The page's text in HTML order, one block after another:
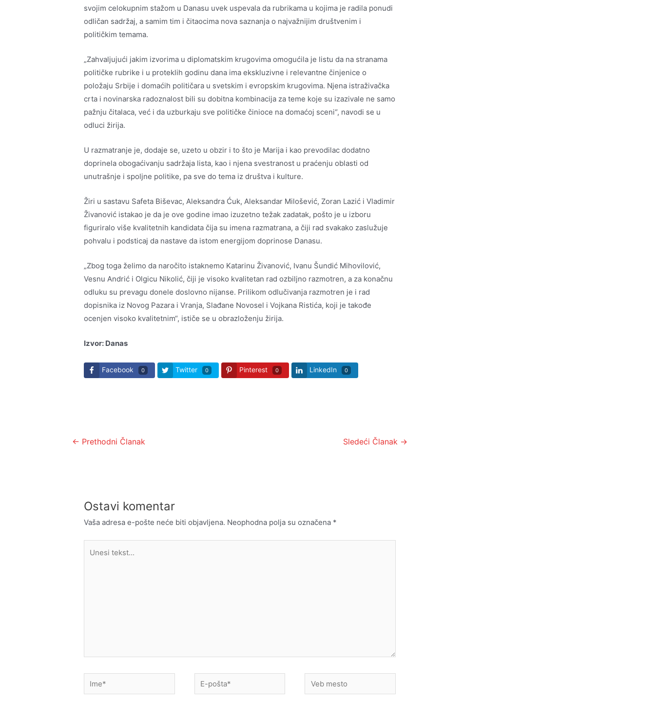
svojim celokupnim stažom u Danasu uvek uspevala da rubrikama u kojima je radila ponudi
odličan sadržaj, a samim tim i čitaocima nova saznanja o najvažnijim društvenim i
političkim temama.
„Zahvaljujući jakim izvorima u diplomatskim krugovima omogućila je listu da na stranama
političke rubrike i u proteklih godinu dana ima ekskluzivne i relevantne činjenice o
položaju Srbije i domaćih političara u svetskim i evropskim krugovima. Njena istraživačka
crta i novinarska radoznalost bili su dobitna kombinacija za teme koje su izazivale ne samo
pažnju čitalaca, već i da uzburkaju sve političke činioce na domaćoj sceni“, navodi se u
odluci žirija.
U razmatranje je, dodaje se, uzeto u obzir i to što je Marija i kao prevodilac dodatno
doprinela obogaćivanju sadržaja lista, kao i njena svestranost u praćenju oblasti od
unutrašnje i spoljne politike, pa sve do tema iz društva i kulture.
Žiri u sastavu Safeta Biševac, Aleksandra Ćuk, Aleksandar Milošević, Zoran Lazić i Vladimir
Živanović istakao je da je ove godine imao izuzetno težak zadatak, pošto je u izboru
figuriralo više kvalitetnih kandidata čija su imena razmatrana, a čiji rad svakako zaslužuje
pohvalu i podsticaj da nastave da istom energijom doprinose Danasu.
„Zbog toga želimo da naročito istaknemo Katarinu Živanović, Ivanu Šundić Mihovilović,
Vesnu Andrić i Olgicu Nikolić, čiji je visoko kvalitetan rad ozbiljno razmotren, a za konačnu
odluku su prevagu donele doslovno nijanse. Prilikom odlučivanja razmotren je i rad
dopisnika iz Novog Pazara i Vranja, Slađane Novosel i Vojkana Ristića, koji je takođe
ocenjen visoko kvalitetnim“, ističe se u obrazloženju žirija.
Izvor: Danas
Facebook 0 Twitter 0 Pinterest 0 LinkedIn 0
Kretanje
← Prethodni Članak Sledeći Članak →
Ostavi komentar
Vaša adresa e-pošte neće biti objavljena. Neophodna polja su označena *
Ime*
E-
pošta*
Veb
mesto